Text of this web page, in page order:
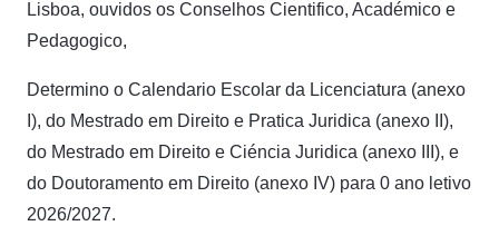
Lisboa, ouvidos os Conselhos Cientifico, Académico e
Pedagogico,
Determino o Calendario Escolar da Licenciatura (anexo
I), do Mestrado em Direito e Pratica Juridica (anexo II),
do Mestrado em Direito e Ciéncia Juridica (anexo III), e
do Doutoramento em Direito (anexo IV) para 0 ano letivo
2026/2027.